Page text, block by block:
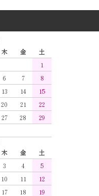
木 金
土
1
6 7
8
13 14
15
20 21
22
27 28
29
木 金
土
3 4
5
10 11
12
17 18
19